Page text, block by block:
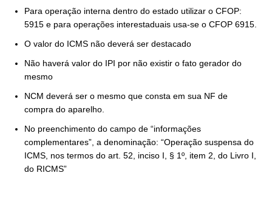
Para operação interna dentro do estado utilizar o CFOP:
5915 e para operações interestaduais usa-se o CFOP 6915.
O valor do ICMS não deverá ser destacado
Não haverá valor do IPI por não existir o fato gerador do
mesmo
NCM deverá ser o mesmo que consta em sua NF de
compra do aparelho.
No preenchimento do campo de “informações
complementares”, a denominação: “Operação suspensa do
ICMS, nos termos do art. 52, inciso I, § 1º, item 2, do Livro I,
do RICMS”